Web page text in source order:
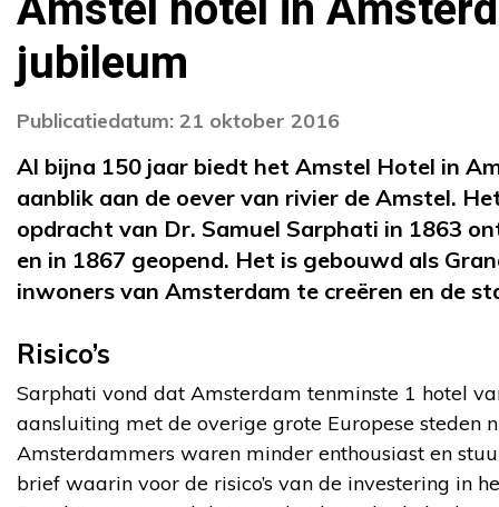
jubileum
Publicatiedatum: 21 oktober 2016
Al bijna 150 jaar biedt het Amstel Hotel in
aanblik aan de oever van rivier de Amstel.
opdracht van Dr. Samuel Sarphati in 1863
en in 1867 geopend. Het is gebouwd als
inwoners van Amsterdam te creëren en de
Risico’s
Sarphati vond dat Amsterdam tenminste 1 hotel
aansluiting met de overige grote Europese steden
Amsterdammers waren minder enthousiast en
brief waarin voor de risico’s van de investering in